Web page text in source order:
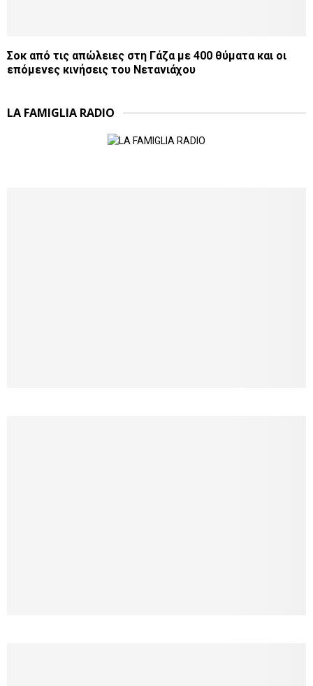
Σοκ από τις απώλειες στη Γάζα με 400 θύματα και οι
επόμενες κινήσεις του Νετανιάχου
LA FAMIGLIA RADIO